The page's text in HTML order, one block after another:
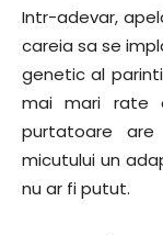
Intr-adevar,
careia sa se
genetic al
mai mari rate
purtatoare
micutului un
nu ar fi putut.